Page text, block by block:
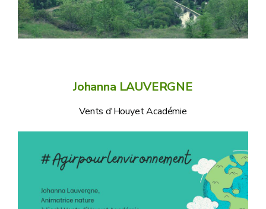
Johanna LAUVERGNE
Vents d'Houyet Académie